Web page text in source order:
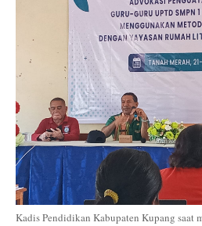
Kadis Pendidikan Kabupaten Kupang saat